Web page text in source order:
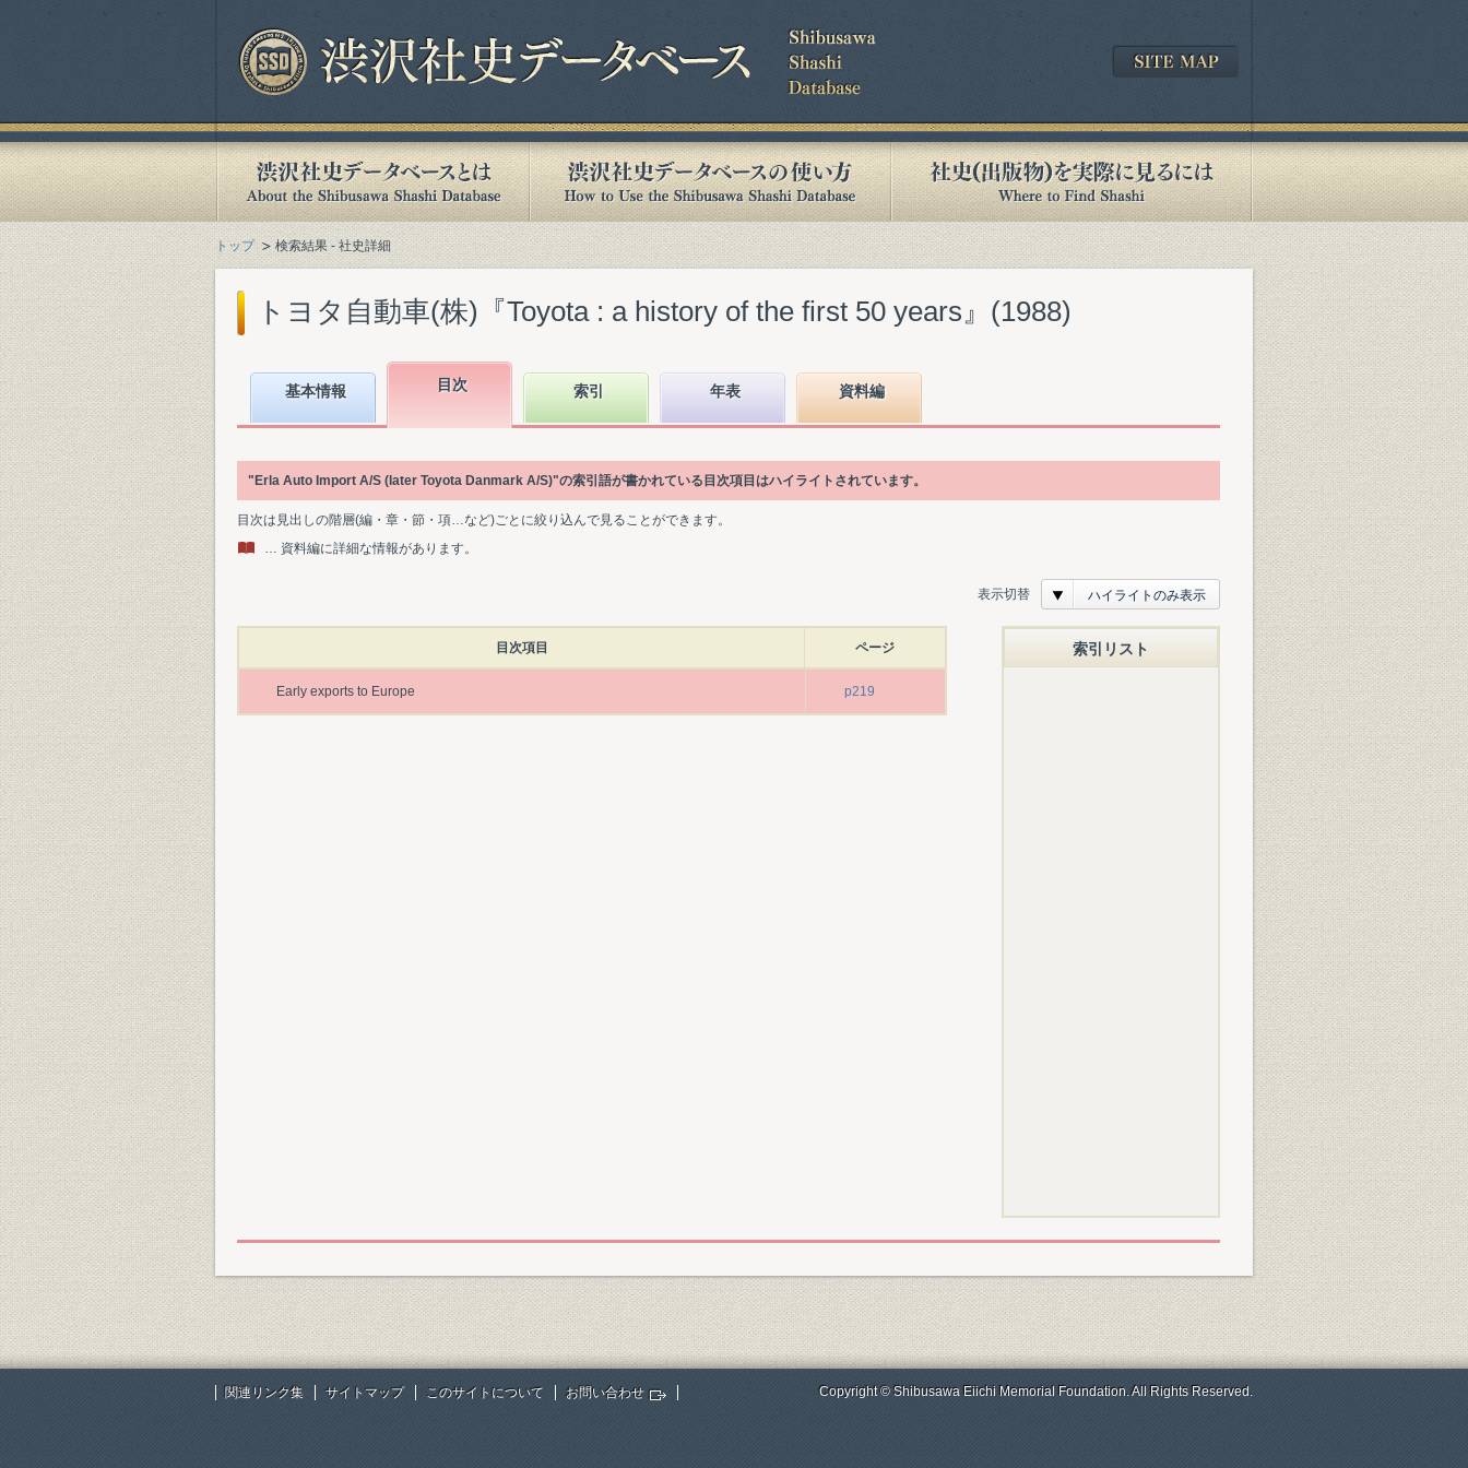
トップ 検索結果 - 社史詳細
トヨタ自動車(株)『Toyota : a history of the first 50 years』(1988)
基本情報 目次 索引 年表 資料編
"Erla Auto Import A/S (later Toyota Danmark A/S)"の索引語が書かれている目次項目はハイライトされています。
目次は見出しの階層(編・章・節・項…など)ごとに絞り込んで見ることができます。
… 資料編に詳細な情報があります。
表示切替 ハイライトのみ表示
目次項目 ページ
Early exports to Europe p219
索引リスト
関連リンク集 サイトマップ このサイトについて お問い合わせ Copyright © Shibusawa Eiichi Memorial Foundation. All Rights Reserved.